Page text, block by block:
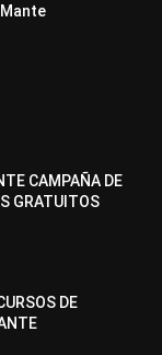
CAMPAÑA DE
GRATUITOS
DE